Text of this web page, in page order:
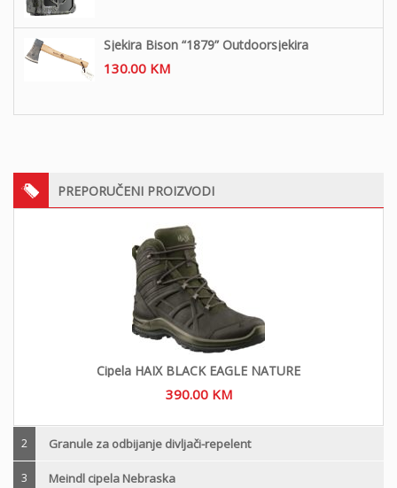
Sjekira Bison “1879” Outdoorsjekira
130.00 KM
PREPORUČENI PROIZVODI
Cipela HAIX BLACK EAGLE NATURE
390.00 KM
2 Granule za odbijanje divljači-repelent
3 Meindl cipela Nebraska